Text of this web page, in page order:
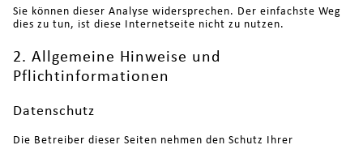
Sie können dieser Analyse widersprechen. Der einfachste Weg
dies zu tun, ist diese Internetseite nicht zu nutzen.
2. Allgemeine Hinweise und
Pflichtinformationen
Datenschutz
Die Betreiber dieser Seiten nehmen den Schutz Ihrer